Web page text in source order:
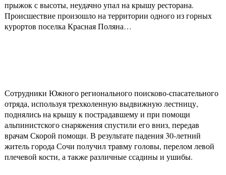
прыжок с высоты, неудачно упал на крышу ресторана.
Происшествие произошло на территории одного из горных
курортов поселка Красная Поляна…
Сотрудники Южного регионального поисково-спасательного
отряда, используя трехколенную выдвижную лестницу,
поднялись на крышу к пострадавшему и при помощи
альпинистского снаряжения спустили его вниз, передав
врачам Скорой помощи. В результате падения 30-летний
житель города Сочи получил травму головы, перелом левой
плечевой кости, а также различные ссадины и ушибы.